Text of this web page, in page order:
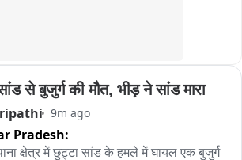
से बुजुर्ग की मौत, भीड़ ने सांड मारा
9m ago
Pradesh:
क्षेत्र में छुट्टा सांड के हमले में घायल एक बुजुर्ग